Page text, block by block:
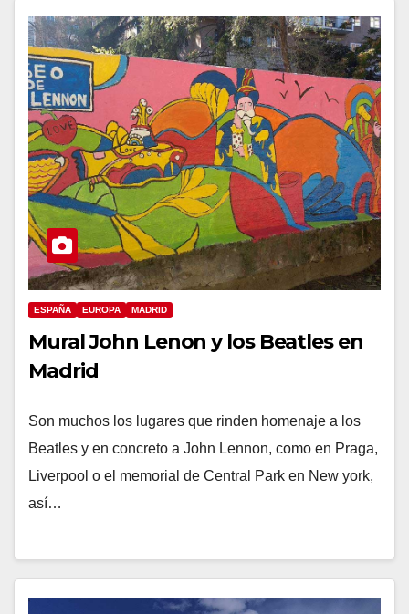
ESPAÑA EUROPA MADRID
Mural John Lenon y los Beatles en
Madrid
Son muchos los lugares que rinden homenaje a los
Beatles y en concreto a John Lennon, como en Praga,
Liverpool o el memorial de Central Park en New york,
así…